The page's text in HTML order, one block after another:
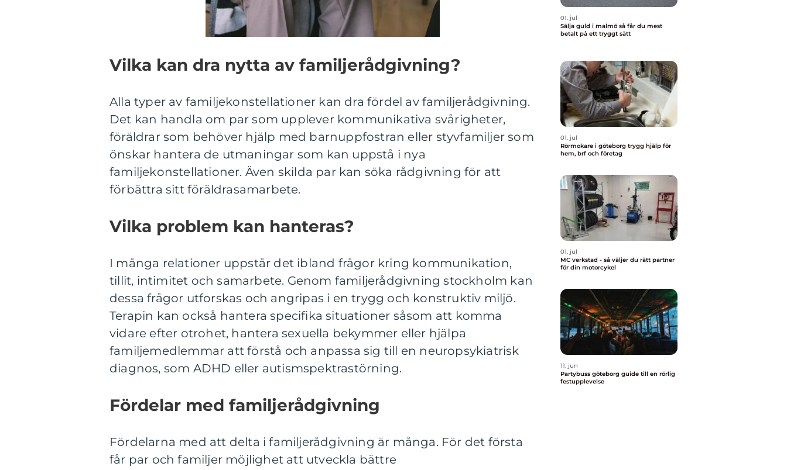
Vilka kan dra nytta av familjerådgivning?
Alla typer av familjekonstellationer kan dra fördel av familjerådgivning.
Det kan handla om par som upplever kommunikativa svårigheter,
föräldrar som behöver hjälp med barnuppfostran eller styvfamiljer som
önskar hantera de utmaningar som kan uppstå i nya
familjekonstellationer. Även skilda par kan söka rådgivning för att
förbättra sitt föräldrasamarbete.
Vilka problem kan hanteras?
I många relationer uppstår det ibland frågor kring kommunikation,
tillit, intimitet och samarbete. Genom familjerådgivning stockholm kan
dessa frågor utforskas och angripas i en trygg och konstruktiv miljö.
Terapin kan också hantera specifika situationer såsom att komma
vidare efter otrohet, hantera sexuella bekymmer eller hjälpa
familjemedlemmar att förstå och anpassa sig till en neuropsykiatrisk
diagnos, som ADHD eller autismspektrastörning.
Fördelar med familjerådgivning
Fördelarna med att delta i familjerådgivning är många. För det första
får par och familjer möjlighet att utveckla bättre
01. jul
Sälja guld i malmö så får du mest
betalt på ett tryggt sätt
01. jul
Rörmokare i göteborg trygg hjälp för
hem, brf och företag
01. jul
MC verkstad - så väljer du rätt partner
för din motorcykel
11. jun
Partybuss göteborg guide till en rörlig
festupplevelse